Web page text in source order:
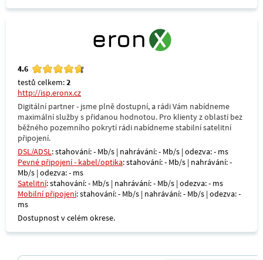
4.6
testů celkem:2
http://isp.eronx.cz
Digitální partner - jsme plně dostupní, a rádi Vám nabídneme
maximální služby s přidanou hodnotou. Pro klienty z oblastí bez
běžného pozemního pokrytí rádi nabídneme stabilní satelitní
připojení.
DSL/ADSL: stahování: - Mb/s | nahrávání: - Mb/s | odezva: - ms
Pevné připojení - kabel/optika: stahování: - Mb/s | nahrávání: -
Mb/s | odezva: - ms
Satelitní: stahování: - Mb/s | nahrávání: - Mb/s | odezva: - ms
Mobilní připojení: stahování: - Mb/s | nahrávání: - Mb/s | odezva: -
ms
Dostupnost v celém okrese.